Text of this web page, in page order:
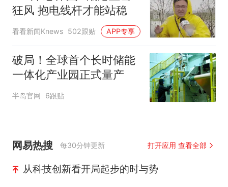
狂风 抱电线杆才能站稳
看看新闻Knews 502跟贴 APP专享
破局！全球首个长时储能
一体化产业园正式量产
半岛官网 6跟贴
网易热搜 每30分钟更新 打开应用 查看全部
从科技创新看开局起步的时与势